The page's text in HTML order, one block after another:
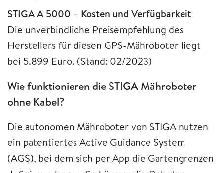
STIGA A 5000 – Kosten und Verfügbarkeit
Die unverbindliche Preisempfehlung des
Herstellers für diesen GPS-Mähroboter liegt
bei 5.899 Euro. (Stand: 02/2023)
Wie funktionieren die STIGA Mähroboter
ohne Kabel?
Die autonomen Mähroboter von STIGA nutzen
ein patentiertes Active Guidance System
(AGS), bei dem sich per App die Gartengrenzen